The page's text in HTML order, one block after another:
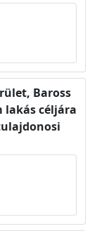
Baross
lakás céljára